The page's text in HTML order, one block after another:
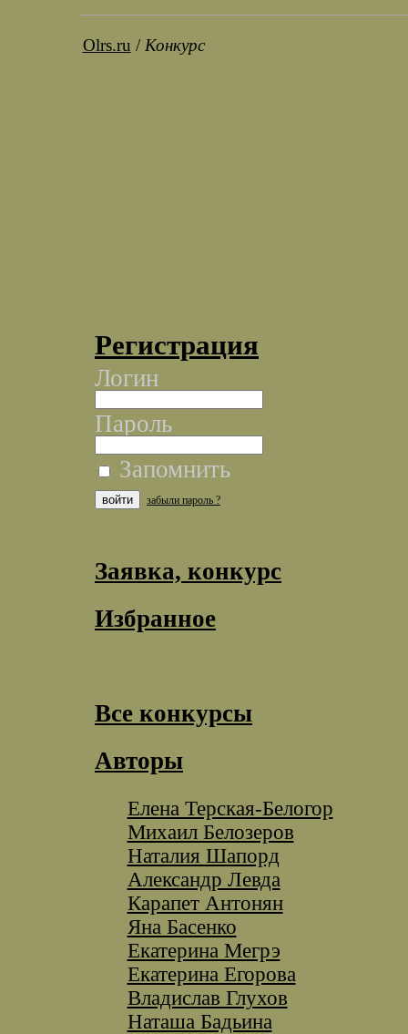
Olrs.ru / Конкурс
Регистрация
Логин
Пароль
Запомнить
забыли пароль ?
Заявка, конкурс
Избранное
Все конкурсы
Авторы
Елена Терская-Белогор
Михаил Белозеров
Наталия Шапорд
Александр Левда
Карапет Антонян
Яна Басенко
Екатерина Мегрэ
Екатерина Егорова
Владислав Глухов
Наташа Бадьина